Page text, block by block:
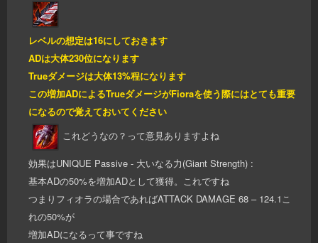
レベルの想定は16にしておきます
ADは大体230位になります
Trueダメージは大体13%程になります
この増加ADによるTrueダメージがFioraを使う際にはとても重要
になるので覚えておいてください
これどうなの？って意見ありますよね
効果はUNIQUE Passive - 大いなる力(Giant Strength) :
基本ADの50%を増加ADとして獲得。これですね
つまりフィオラの場合であればATTACK DAMAGE 68 – 124.1こ
れの50%が
増加ADになるって事ですね